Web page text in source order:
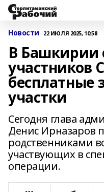
Новости 22 ИЮЛЯ 2025, 10:58
В Башкирии
участников
бесплатные
участки
Сегодня глава
Денис Ирназаров
родственниками
участвующих в
операции.